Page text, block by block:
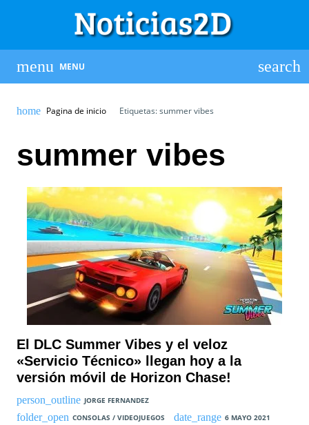
MENU
Pagina de inicio Etiquetas: summer vibes
summer vibes
El DLC Summer Vibes y el veloz
«Servicio Técnico» llegan hoy a la
versión móvil de Horizon Chase!
JORGE FERNANDEZ
CONSOLAS / VIDEOJUEGOS
6 MAYO 2021